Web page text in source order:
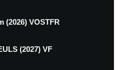
(2026) VOSTFR
(2027) VF